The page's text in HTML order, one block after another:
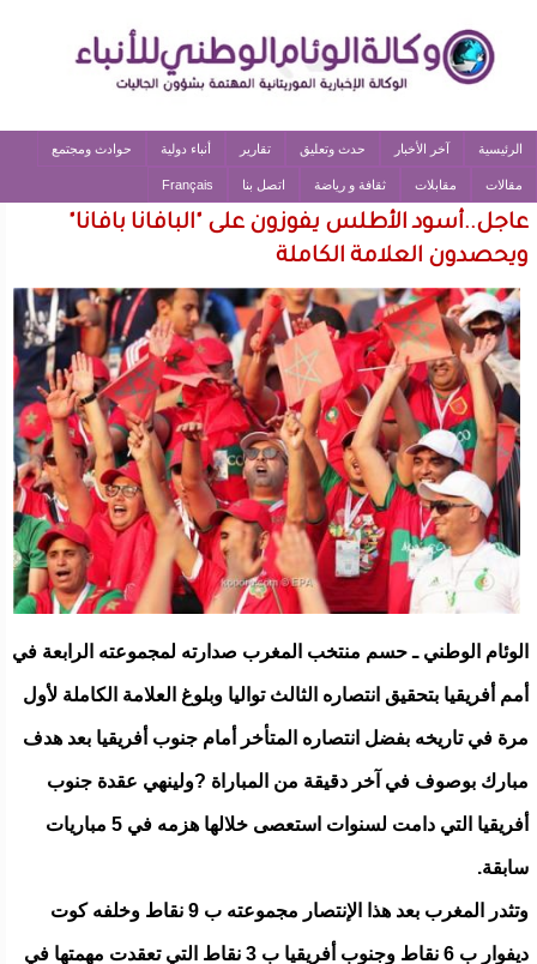
الرئيسية آخر الأخبار حدث وتعليق تقارير أنباء دولية حوادث ومجتمع
مقالات مقابلات ثقافة و رياضة اتصل بنا Français
عاجل..أسود الأطلس يفوزون على "البافانا بافانا"
ويحصدون العلامة الكاملة
الوئام الوطني ـ حسم منتخب المغرب صدارته لمجموعته الرابعة في
أمم أفريقيا بتحقيق انتصاره الثالث تواليا وبلوغ العلامة الكاملة لأول
مرة في تاريخه بفضل انتصاره المتأخر أمام جنوب أفريقيا بعد هدف
مبارك بوصوف في آخر دقيقة من المباراة ?ولينهي عقدة جنوب
أفريقيا التي دامت لسنوات استعصى خلالها هزمه في 5 مباريات
سابقة.
وتثدر المغرب بعد هذا الإنتصار مجموعته ب 9 نقاط وخلفه كوت
ديفوار ب 6 نقاط وجنوب أفريقيا ب 3 نقاط التي تعقدت مهمتها في